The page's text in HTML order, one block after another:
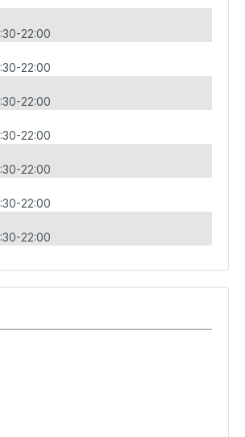
22:00
22:00
22:00
22:00
22:00
22:00
22:00